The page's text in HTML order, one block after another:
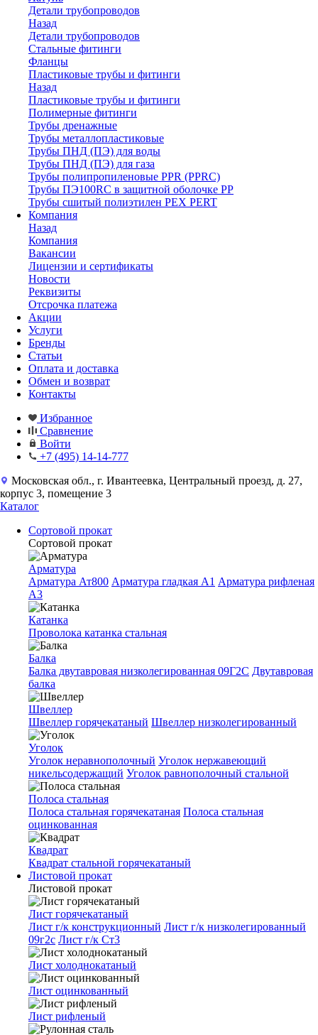
Детали трубопроводов
Назад
Детали трубопроводов
Стальные фитинги
Фланцы
Пластиковые трубы и фитинги
Назад
Пластиковые трубы и фитинги
Полимерные фитинги
Трубы дренажные
Трубы металлопластиковые
Трубы ПНД (ПЭ) для воды
Трубы ПНД (ПЭ) для газа
Трубы полипропиленовые PPR (PPRC)
Трубы ПЭ100RC в защитной оболочке PP
Трубы сшитый полиэтилен PEX PERT
Компания
Назад
Компания
Вакансии
Лицензии и сертификаты
Новости
Реквизиты
Отсрочка платежа
Акции
Услуги
Бренды
Статьи
Оплата и доставка
Обмен и возврат
Контакты
Избранное
Сравнение
Войти
+7 (495) 14-14-777
Московская обл., г. Ивантеевка, Центральный проезд, д. 27,
корпус 3, помещение 3
Каталог
Сортовой прокат
Сортовой прокат
Арматура
Арматура Ат800 Арматура гладкая A1 Арматура рифленая
A3
Катанка
Проволока катанка стальная
Балка
Балка двутавровая низколегированная 09Г2С Двутавровая
балка
Швеллер
Швеллер горячекатаный Швеллер низколегированный
Уголок
Уголок неравнополочный Уголок нержавеющий
никельсодержащий Уголок равнополочный стальной
Полоса стальная
Полоса стальная горячекатаная Полоса стальная
оцинкованная
Квадрат
Квадрат стальной горячекатаный
Листовой прокат
Листовой прокат
Лист горячекатаный
Лист г/к конструкционный Лист г/к низколегированный
09г2с Лист г/к Ст3
Лист холоднокатаный
Лист оцинкованный
Лист рифленый